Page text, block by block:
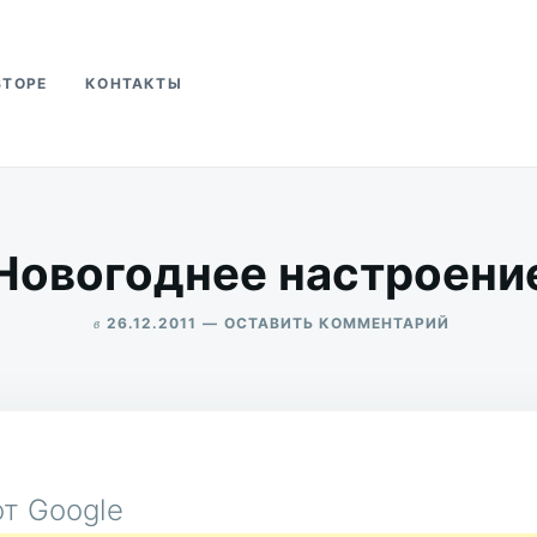
КОНТАКТЫ
в 26.12.2011 ОСТАВИТЬ КОММЕНТАРИЙ
Google